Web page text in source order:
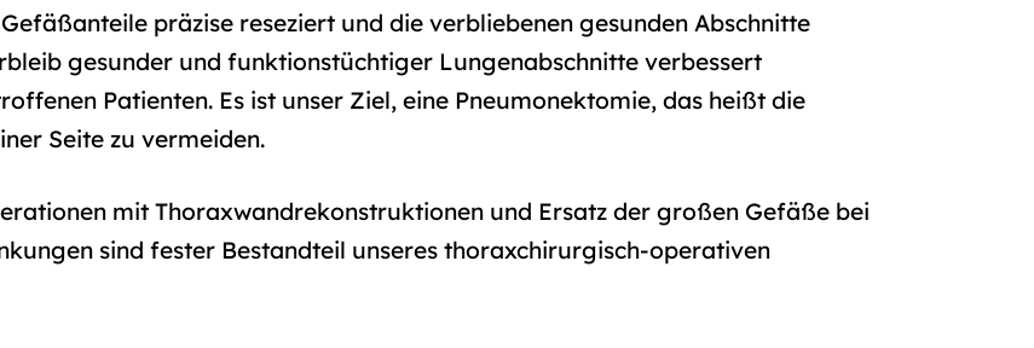
präzise reseziert und die verbliebenen gesunden Abschnitte
gesunder und funktionstüchtiger Lungenabschnitte verbessert
Patienten. Es ist unser Ziel, eine Pneumonektomie, das heißt die
Seite zu vermeiden.
mit Thoraxwandrekonstruktionen und Ersatz der großen Gefäße bei
sind fester Bestandteil unseres thoraxchirurgisch-operativen